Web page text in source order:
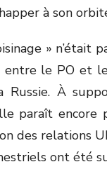
à son
» n’était
entre le PO et
Russie. À
paraît encore
des relations
ont été